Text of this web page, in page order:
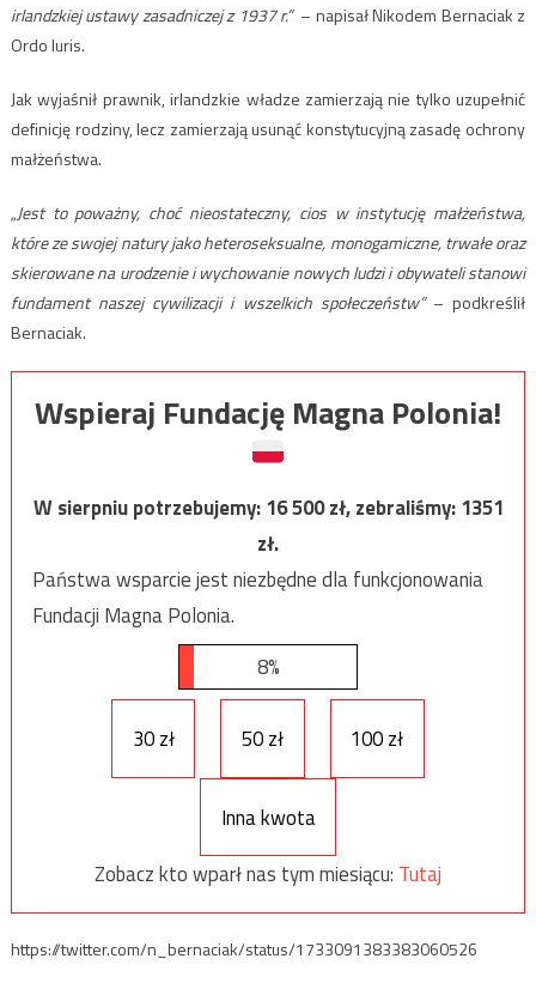
irlandzkiej ustawy zasadniczej z 1937 r.” – napisał Nikodem Bernaciak z
Ordo Iuris.
Jak wyjaśnił prawnik, irlandzkie władze zamierzają nie tylko uzupełnić
definicję rodziny, lecz zamierzają usunąć konstytucyjną zasadę ochrony
małżeństwa.
„Jest to poważny, choć nieostateczny, cios w instytucję małżeństwa,
które ze swojej natury jako heteroseksualne, monogamiczne, trwałe oraz
skierowane na urodzenie i wychowanie nowych ludzi i obywateli stanowi
fundament naszej cywilizacji i wszelkich społeczeństw”– podkreślił
Bernaciak.
Wspieraj Fundację Magna Polonia!
W sierpniu potrzebujemy:16 500zł, zebraliśmy:1351
zł.
Państwa wsparcie jest niezbędne dla funkcjonowania
Fundacji Magna Polonia.
8%
30 zł 50 zł 100 zł
Inna kwota
Zobacz kto wparł nas tym miesiącu: Tutaj
https://twitter.com/n_bernaciak/status/1733091383383060526